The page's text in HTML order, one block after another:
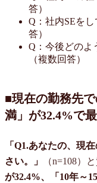
答）
Q：社内SEを
答）
Q：今後どのよ
（複数回答）
■現在の勤務先
満」が32.4%で
「Q1.あなたの、現
さい。」
（n=108）
が32.4%、「10年～